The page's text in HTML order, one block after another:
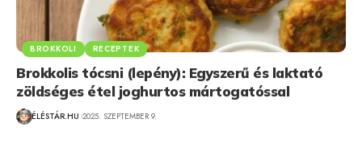
BROKKOLI RECEPTEK
Brokkolis tócsni (lepény): Egyszerű és laktató
zöldséges étel joghurtos mártogatóssal
ÉLÉSTÁR.HU 2025. SZEPTEMBER 9.